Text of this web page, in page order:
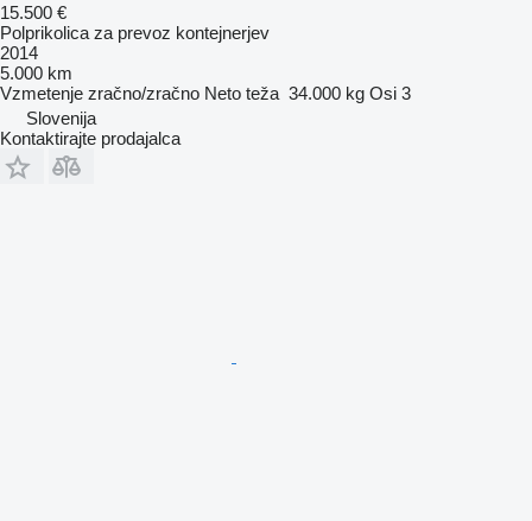
15.500 €
Polprikolica za prevoz kontejnerjev
2014
5.000 km
Vzmetenje zračno/zračno Neto teža 34.000 kg Osi 3
Slovenija
Kontaktirajte prodajalca